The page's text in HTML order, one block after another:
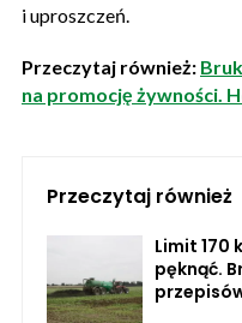
i uproszczeń.
Przeczytaj również:
na promocję żywności.
Przeczytaj również
Limit 170
pęknąć.